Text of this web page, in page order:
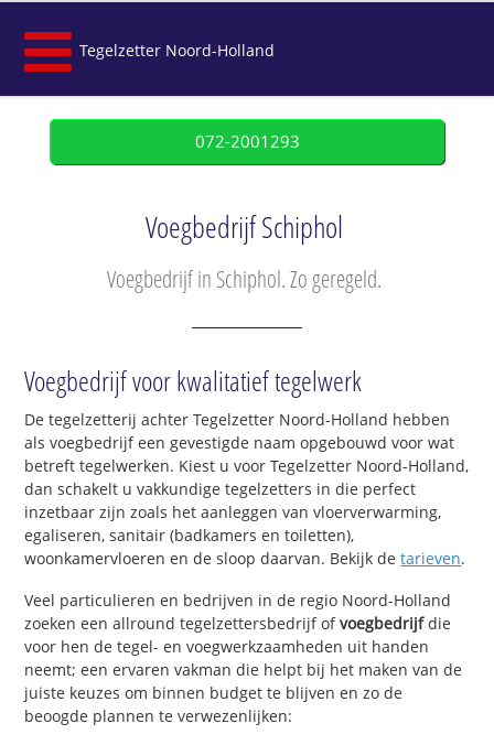
Tegelzetter Noord-Holland
072-2001293
Voegbedrijf Schiphol
Voegbedrijf in Schiphol. Zo geregeld.
Voegbedrijf voor kwalitatief tegelwerk
De tegelzetterij achter Tegelzetter Noord-Holland hebben
als voegbedrijf een gevestigde naam opgebouwd voor wat
betreft tegelwerken. Kiest u voor Tegelzetter Noord-Holland,
dan schakelt u vakkundige tegelzetters in die perfect
inzetbaar zijn zoals het aanleggen van vloerverwarming,
egaliseren, sanitair (badkamers en toiletten),
woonkamervloeren en de sloop daarvan. Bekijk detarieven.
Veel particulieren en bedrijven in de regio Noord-Holland
zoeken een allround tegelzettersbedrijf ofvoegbedrijfdie
voor hen de tegel- en voegwerkzaamheden uit handen
neemt; een ervaren vakman die helpt bij het maken van de
juiste keuzes om binnen budget te blijven en zo de
beoogde plannen te verwezenlijken: